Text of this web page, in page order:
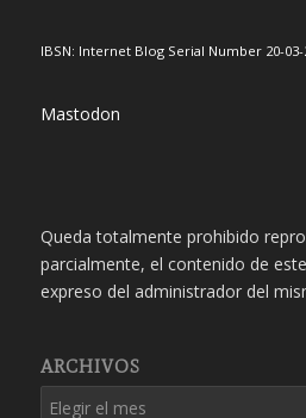
IBSN: Internet Blog Serial Number 20-03-
Mastodon
Queda totalmente prohibido
parcialmente, el contenido de
expreso del administrador del
ARCHIVOS